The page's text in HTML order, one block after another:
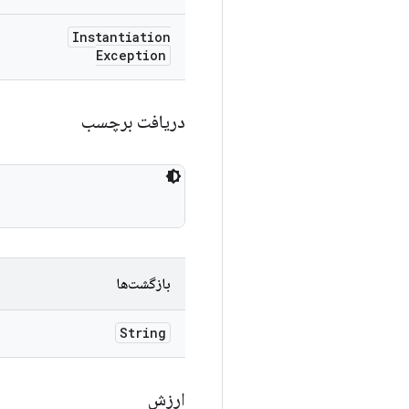
Instantiation
Exception
دریافت برچسب
بازگشت‌ها
String
ارزش